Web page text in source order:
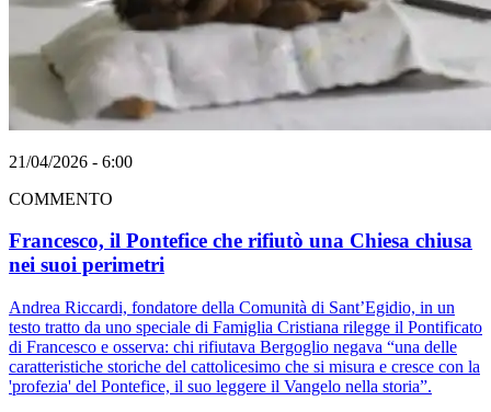
21/04/2026 - 6:00
COMMENTO
Francesco, il Pontefice che rifiutò una Chiesa chiusa
nei suoi perimetri
Andrea Riccardi, fondatore della Comunità di Sant’Egidio, in un
testo tratto da uno speciale di Famiglia Cristiana rilegge il Pontificato
di Francesco e osserva: chi rifiutava Bergoglio negava “una delle
caratteristiche storiche del cattolicesimo che si misura e cresce con la
'profezia' del Pontefice, il suo leggere il Vangelo nella storia”.